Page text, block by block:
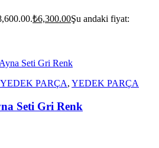
₺6,300.00Şu andaki fiyat:
PARÇA, YEDEK PARÇA
Seti Gri Renk